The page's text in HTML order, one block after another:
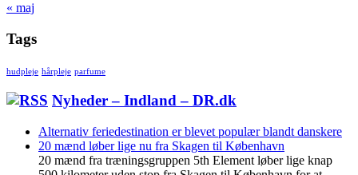
« maj
Tags
hudpleje hårpleje parfume
Nyheder – Indland – DR.dk
Alternativ feriedestination er blevet populær blandt danskere
20 mænd løber lige nu fra Skagen til København
20 mænd fra træningsgruppen 5th Element løber lige knap